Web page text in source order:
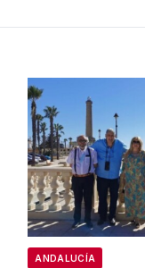
ANDALUCÍA